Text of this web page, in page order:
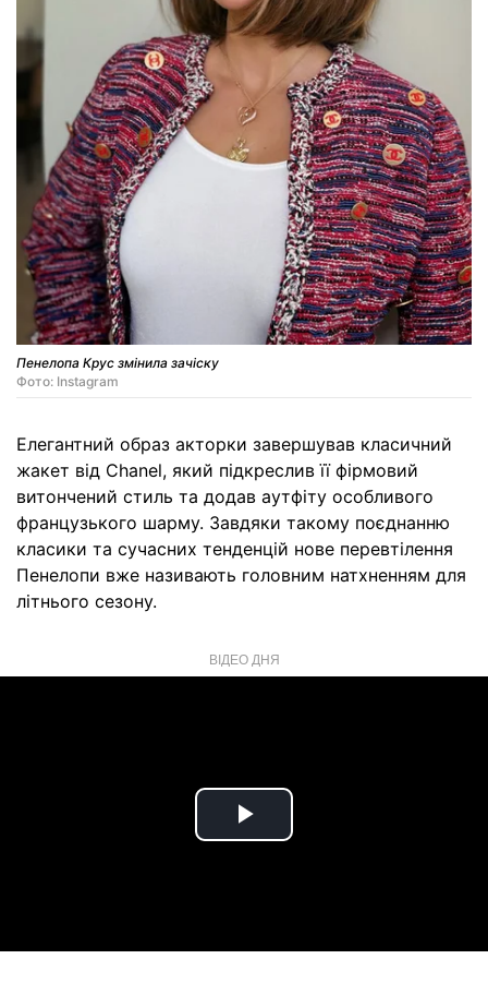
Пенелопа Крус змінила зачіску
Фото: Instagram
Елегантний образ акторки завершував класичний
жакет від Chanel, який підкреслив її фірмовий
витончений стиль та додав аутфіту особливого
французького шарму. Завдяки такому поєднанню
класики та сучасних тенденцій нове перевтілення
Пенелопи вже називають головним натхненням для
літнього сезону.
ВІДЕО ДНЯ
Play